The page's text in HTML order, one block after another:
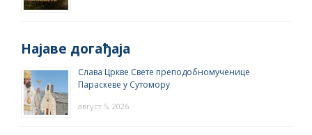
Најаве догађаја
Слава Цркве Свете преподобномученице
Параскеве у Сутомору
август 5, 2026